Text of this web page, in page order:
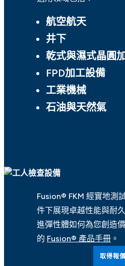
航空航天
井下
乾式與濕式晶圓
FPD加工設備
工業機械
石油與天然氣
Fusion® FKM 經實地測
件下展現卓越性能與耐
進彈性體如何為您創造
的 Fusion® 產品手冊。
取得報價